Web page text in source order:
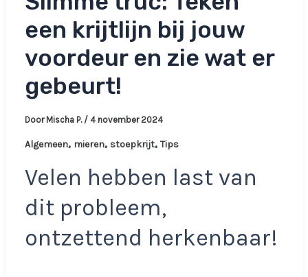
een krijtlijn bij jouw
voordeur en zie wat er
gebeurt!
Door Mischa P. / 4 november 2024
Algemeen, mieren, stoepkrijt, Tips
Velen hebben last van
dit probleem,
ontzettend herkenbaar!